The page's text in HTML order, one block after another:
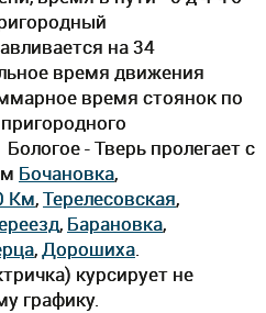
на 34
время движения
время стоянок по
- Тверь пролегает c
Бочановка,
Км,Терелесовская,
, Барановка,
, Дорошиха
курсирует не
графику.